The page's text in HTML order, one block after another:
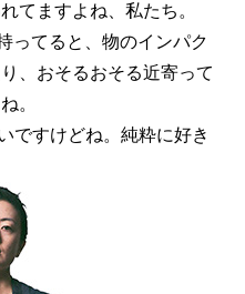
てますよね、私たち。
ってると、物のインパク
、おそるおそる近寄って
。
ですけどね。純粋に好き